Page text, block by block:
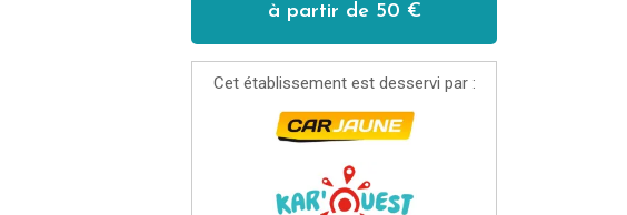
à partir de 50 €
Cet établissement est desservi par :